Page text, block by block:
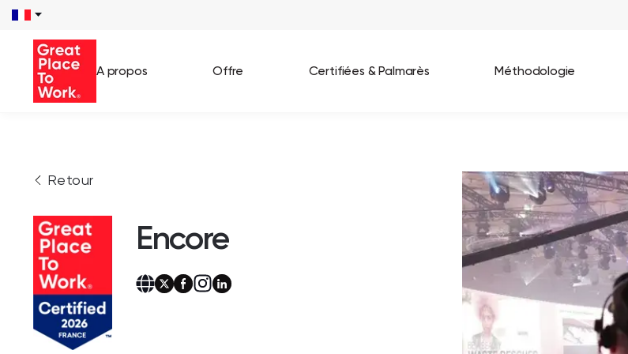
A propos Offre Certifiées & Palmarès
Best Workplaces France 2026
Great Place To Work In Tech 2026
Best Workplaces For Women 2025
Best Workplaces Europe 2025
Tous nos palmarès
Méthodologie
Retour
Encore